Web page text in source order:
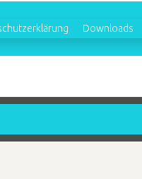
Downloads